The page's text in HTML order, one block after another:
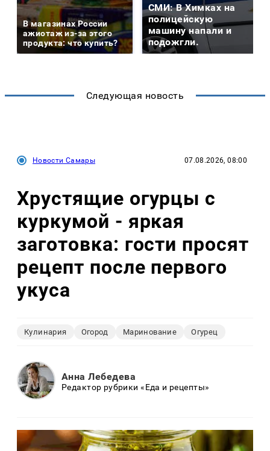
В магазинах России
ажиотаж из-за этого
продукта: что купить?
СМИ: В Химках на
полицейскую
машину напали и
подожгли.
Следующая новость
Новости Самары 07.08.2026, 08:00
Хрустящие огурцы с
куркумой - яркая
заготовка: гости просят
рецепт после первого
укуса
Кулинария Огород Маринование Огурец
Анна Лебедева
Редактор рубрики «Еда и рецепты»